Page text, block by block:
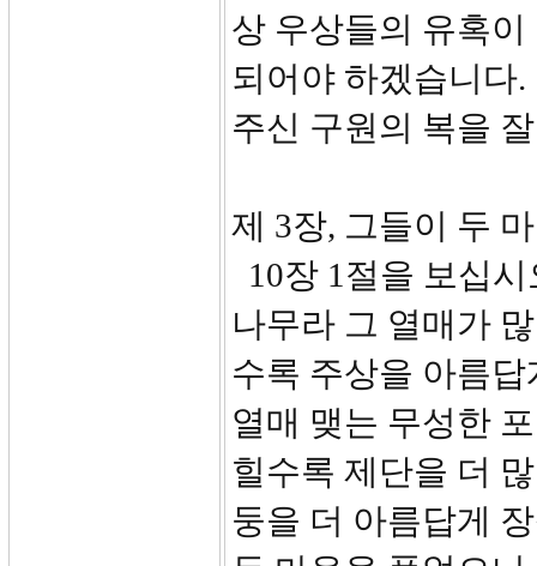
상 우상들의 유혹
되어야 하겠습니다
주신 구원의 복을
제 3장, 그들이 두
10장 1절을 보십
나무라 그 열매가
수록 주상을 아름
열매 맺는 무성한
힐수록 제단을 더
둥을 더 아름답게